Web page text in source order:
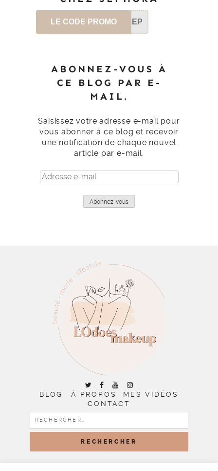
LE CODE PROMO SEP
ABONNEZ-VOUS À
CE BLOG PAR E-
MAIL.
Saisissez votre adresse e-mail pour
vous abonner à ce blog et recevoir
une notification de chaque nouvel
article par e-mail.
Adresse
e-
Abonnez-vous
BLOG À PROPOS
MES VIDÉOS
CONTACT
RECHERCHER :